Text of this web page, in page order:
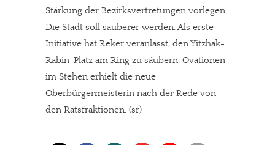
Stärkung der Bezirksvertretungen vorlegen.
Die Stadt soll sauberer werden. Als erste
Initiative hat Reker veranlasst, den Yitzhak-
Rabin-Platz am Ring zu säubern. Ovationen
im Stehen erhielt die neue
Oberbürgermeisterin nach der Rede von
den Ratsfraktionen. (sr)